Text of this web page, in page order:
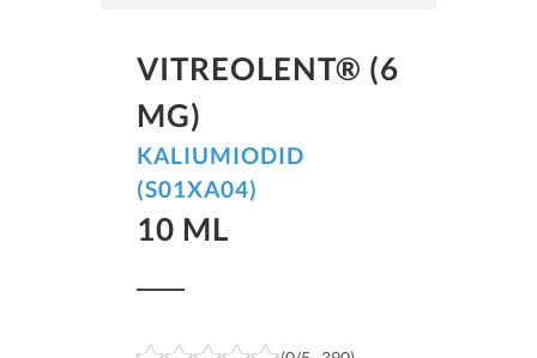
VITREOLENT® (6
MG)
KALIUMIODID
(S01XA04)
10 ML